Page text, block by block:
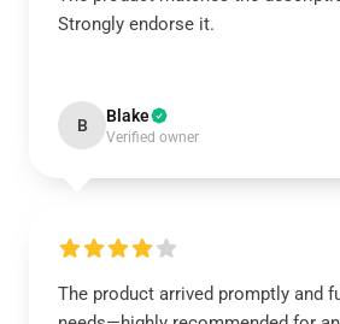
Strongly endorse it.
B Blake
Verified owner
The product arrived promptly and